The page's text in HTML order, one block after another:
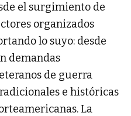
el surgimiento de
organizados
lo suyo: desde
demandas
de guerra
e históricas
La